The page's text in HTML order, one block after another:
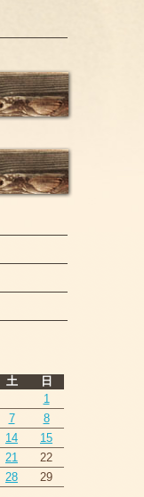
土
日
1
7
8
14
15
21
22
28
29